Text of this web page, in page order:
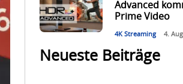
Advanced
Prime Video
4K Streaming 4.
Neueste Beiträge